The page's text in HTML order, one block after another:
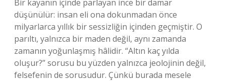
Bir kayanın içinde parlayan ince bir damar
düşünülür: insan eli ona dokunmadan önce
milyarlarca yıllık bir sessizliğin içinden geçmiştir. O
parıltı, yalnızca bir maden değil, aynı zamanda
zamanın yoğunlaşmış hâlidir. “Altın kaç yılda
oluşur?” sorusu bu yüzden yalnızca jeolojinin değil,
felsefenin de sorusudur. Çünkü burada mesele